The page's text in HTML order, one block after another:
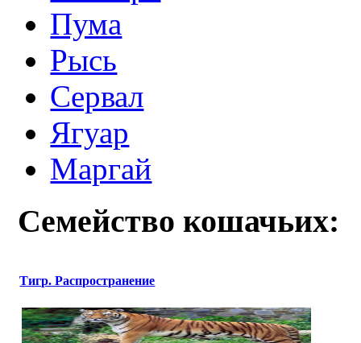
Пума
Рысь
Сервал
Ягуар
Маргай
Семейство кошачьих:
Тигр. Распространение